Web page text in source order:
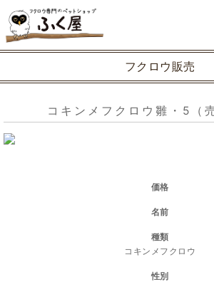
フクロウ販売
コキンメフクロウ雛・5（
価格
名前
種類
コキンメフクロウ
性別